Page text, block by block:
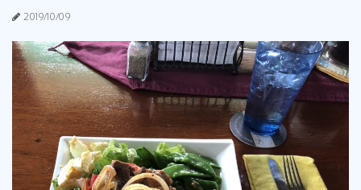
2019/10/09